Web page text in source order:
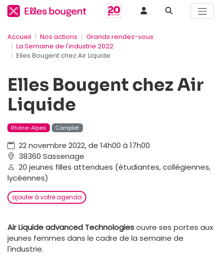
Accueil Nos actions
Grands rendez-vous
La Semaine de l'industrie 2022
Elles Bougent chez Air Liquide
Elles Bougent chez Air
Liquide
Rhône-Alpes Complet
22 novembre 2022, de 14h00 à 17h00
38360 Sassenage
20 jeunes filles attendues (étudiantes, collégiennes,
lycéennes)
ajouter à votre agenda
Air Liquide advanced Technologiesouvre ses portes aux
jeunes femmes dans le cadre de la semaine de
l'industrie.